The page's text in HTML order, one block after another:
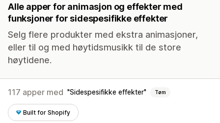
Alle apper for animasjon og effekter med
funksjoner for sidespesifikke effekter
Selg flere produkter med ekstra animasjoner,
eller til og med høytidsmusikk til de store
høytidene.
117 apper med Sidespesifikke effekter Tøm
Built for Shopify